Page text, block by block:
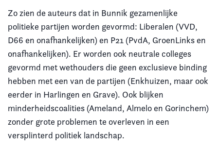
Zo zien de auteurs dat in Bunnik gezamenlijke
politieke partijen worden gevormd: Liberalen (VVD,
D66 en onafhankelijken) en P21 (PvdA, GroenLinks en
onafhankelijken). Er worden ook neutrale colleges
gevormd met wethouders die geen exclusieve binding
hebben met een van de partijen (Enkhuizen, maar ook
eerder in Harlingen en Grave). Ook blijken
minderheidscoalities (Ameland, Almelo en Gorinchem)
zonder grote problemen te overleven in een
versplinterd politiek landschap.